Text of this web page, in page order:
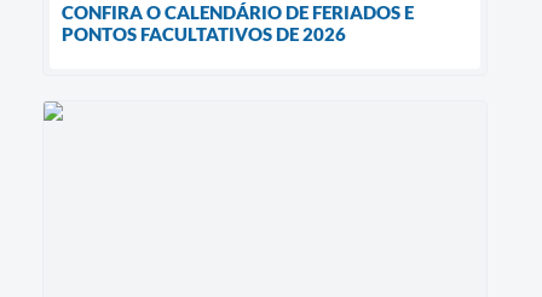
CONFIRA O CALENDÁRIO DE FERIADOS E
PONTOS FACULTATIVOS DE 2026